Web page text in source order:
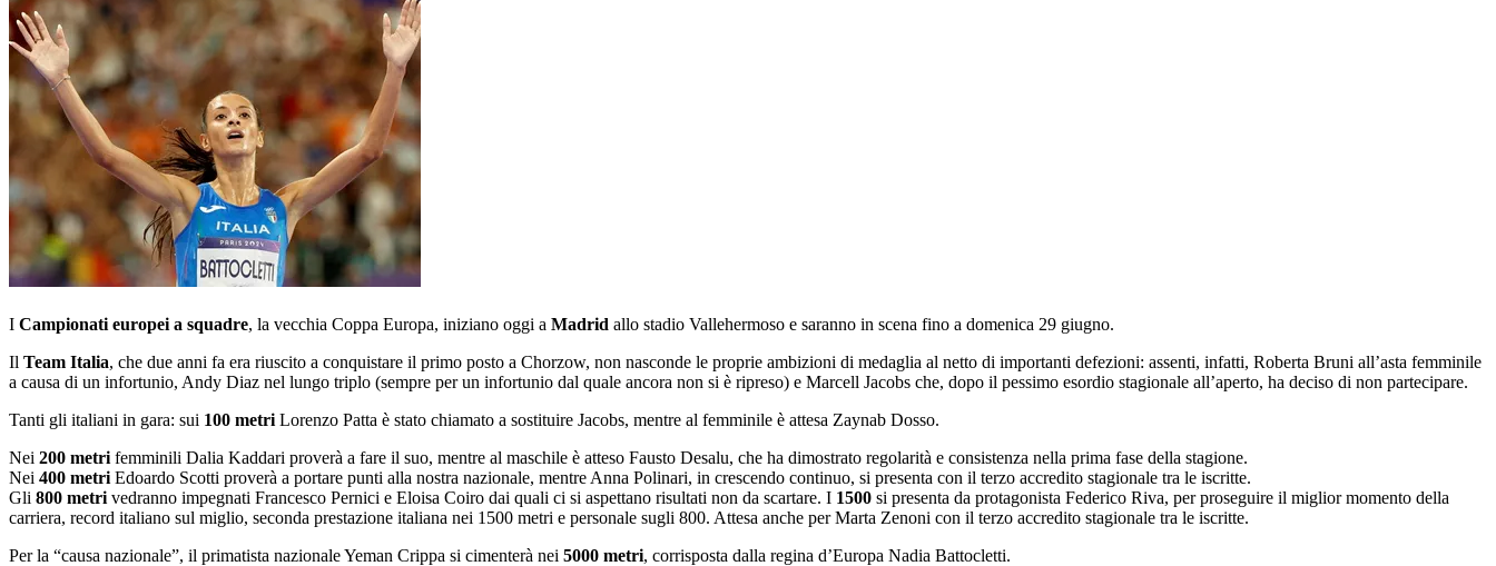
I Campionati europei a squadre, la vecchia Coppa Europa, iniziano oggi a Madrid allo stadio Vallehermoso e saranno in scena fino a domenica 29 giugno.
Il Team Italia, che due anni fa era riuscito a conquistare il primo posto a Chorzow, non nasconde le proprie ambizioni di medaglia al netto di importanti defezioni: assenti, infatti, Roberta Bruni all’asta femminile
a causa di un infortunio, Andy Diaz nel lungo triplo (sempre per un infortunio dal quale ancora non si è ripreso) e Marcell Jacobs che, dopo il pessimo esordio stagionale all’aperto, ha deciso di non partecipare.
Tanti gli italiani in gara: sui 100 metri Lorenzo Patta è stato chiamato a sostituire Jacobs, mentre al femminile è attesa Zaynab Dosso.
Nei 200 metri femminili Dalia Kaddari proverà a fare il suo, mentre al maschile è atteso Fausto Desalu, che ha dimostrato regolarità e consistenza nella prima fase della stagione.
Nei 400 metri Edoardo Scotti proverà a portare punti alla nostra nazionale, mentre Anna Polinari, in crescendo continuo, si presenta con il terzo accredito stagionale tra le iscritte.
Gli 800 metri vedranno impegnati Francesco Pernici e Eloisa Coiro dai quali ci si aspettano risultati non da scartare. I 1500 si presenta da protagonista Federico Riva, per proseguire il miglior momento della
carriera, record italiano sul miglio, seconda prestazione italiana nei 1500 metri e personale sugli 800. Attesa anche per Marta Zenoni con il terzo accredito stagionale tra le iscritte.
Per la “causa nazionale”, il primatista nazionale Yeman Crippa si cimenterà nei 5000 metri, corrisposta dalla regina d’Europa Nadia Battocletti.